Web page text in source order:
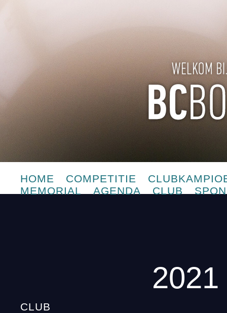
HOME COMPETITIE
MEMORIAL
AGENDA CLUB
CLUB
2021